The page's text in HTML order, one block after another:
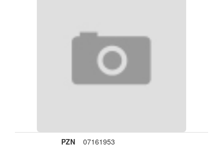
PZN
07161953